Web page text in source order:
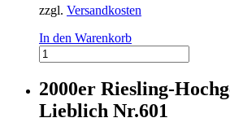
zzgl. Versandkosten
In den Warenkorb
2022er
Ediger
Elzhofberg
Riesling-
Hochgewächs
2000er Riesling-
Lieblich Nr.601